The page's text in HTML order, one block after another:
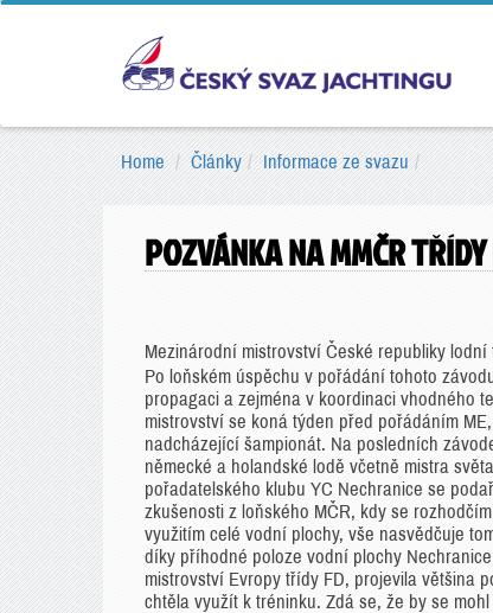
Home Články Informace ze svazu
POZVÁNKA NA MMČR
Mezinárodní mistrovství České republiky
Po loňském úspěchu v pořádání tohoto
propagaci a zejména v koordinaci vhodného
mistrovství se koná týden před pořádáním
nadcházející šampionát. Na posledních
německé a holandské lodě včetně mistra
pořadatelského klubu YC Nechranice se
zkušenosti z loňského MČR, kdy se
využitím celé vodní plochy, vše nasvědčuje
díky příhodné poloze vodní plochy
mistrovství Evropy třídy FD, projevila většina
chtěla využít k tréninku. Zdá se, že by se